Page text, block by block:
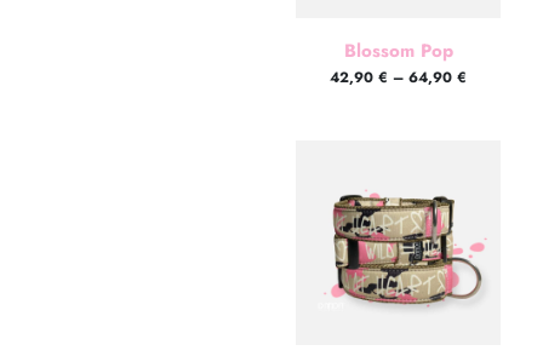
Blossom Pop
42,90 € – 64,90 €